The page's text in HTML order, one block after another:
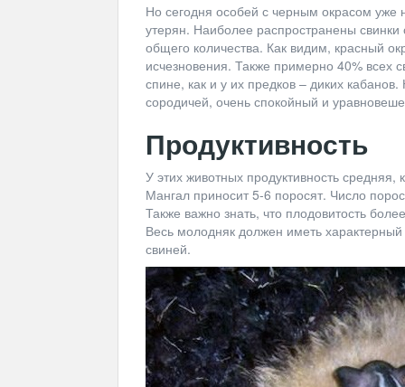
Но сегодня особей с черным окрасом уже
утерян. Наиболее распространены
общего количества. Как видим, красный
исчезновения. Также примерно 40% всех
спине, как и у их предков – диких
сородичей, очень спокойный и
Продуктивность
У этих животных продуктивность
Мангал приносит 5-6 поросят. Число
Также важно знать, что плодовитость
Весь молодняк должен иметь
свиней.